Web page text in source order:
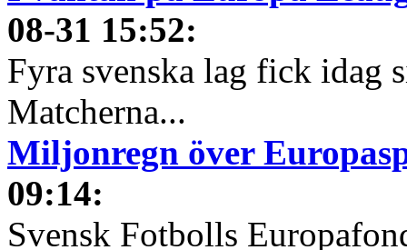
08-31 15:52:
Fyra svenska lag fick idag
Matcherna...
Miljonregn över
09:14:
Svensk Fotbolls